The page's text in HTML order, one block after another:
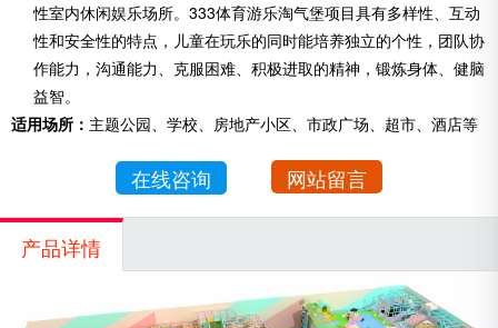
性室内休闲娱乐场所。333体育游乐淘气堡项目具有多样性、互动
性和安全性的特点，儿童在玩乐的同时能培养独立的个性，团队协
作能力，沟通能力、克服困难、积极进取的精神，锻炼身体、健脑
益智。
适用场所： 主题公园、学校、房地产小区、市政广场、超市、酒店等
在线咨询 网站留言
产品详情